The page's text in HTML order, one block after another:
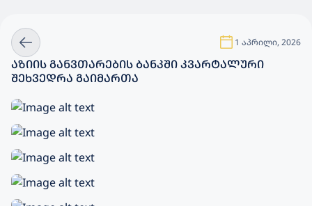
1 აპრილი, 2026
ᲐᲖᲘᲘᲡ ᲒᲐᲜᲕᲗᲐᲠᲔᲑᲘᲡ ᲑᲐᲜᲙᲨᲘ ᲙᲕᲐᲠᲢᲐᲚᲣᲠᲘ
ᲨᲔᲮᲕᲔᲓᲠᲐ ᲒᲐᲘᲛᲐᲠᲗᲐ